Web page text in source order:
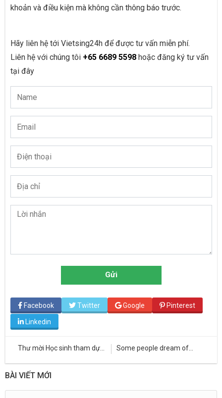
BÀI VIẾT MỚI
khoản và điều kiện mà không cần thông báo trước.
Hãy liên hệ tới Vietsing24h để được tư vấn miễn phí.
Liên hệ với chúng tôi +65 6689 5598 hoặc đăng ký tư vấn
tại đây
Gửi
Facebook Twitter Google Pinterest
Linkedin
Thư mời Học sinh tham dự
vào các trường tại
Singapore năm 2025
Some people dream of
happen